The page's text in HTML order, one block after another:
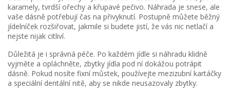
karamely, tvrdší ořechy a křupavé pečivo. Náhrada je snese, ale
vaše dásně potřebují čas na přivyknutí. Postupně můžete běžný
jídelníček rozšiřovat, jakmile si budete jistí, že vás nic netlačí a
nejste nijak citliví.
Důležitá je i správná péče. Po každém jídle si náhradu klidně
vyjměte a opláchněte, zbytky jídla pod ní dokážou potrápit
dásně. Pokud nosíte fixní můstek, používejte mezizubní kartáčky
a speciální dentální nitě, aby se nikde neusazovaly zbytky.